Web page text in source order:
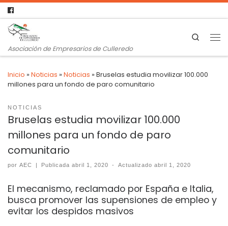
Asociación de Empresarios de Culleredo
Search
Inicio »Noticias »Noticias »Bruselas estudia movilizar 100.000
millones para un fondo de paro comunitario
NOTICIAS
Bruselas estudia movilizar 100.000
millones para un fondo de paro
comunitario
por AEC | Publicadaabril 1, 2020 - Actualizadoabril 1, 2020
El mecanismo, reclamado por España e Italia,
busca promover las supensiones de empleo y
evitar los despidos masivos